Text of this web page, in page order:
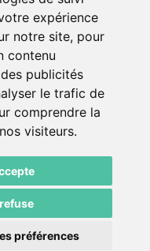
expérience
notre site, pour
contenu
publicités
le trafic de
comprendre la
visiteurs.
préférences